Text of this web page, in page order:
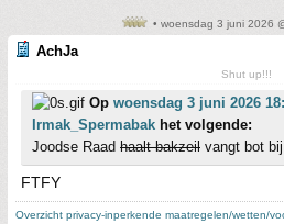
• woensdag 3 juni 2026
AchJa
Shut up!!!
Op woensdag 3 juni 2026
Irmak_Spermabak het volgende:
Joodse Raad haalt bakzeil vangt bot
FTFY
Overzicht privacy-inperkende maatregelen/wetten/